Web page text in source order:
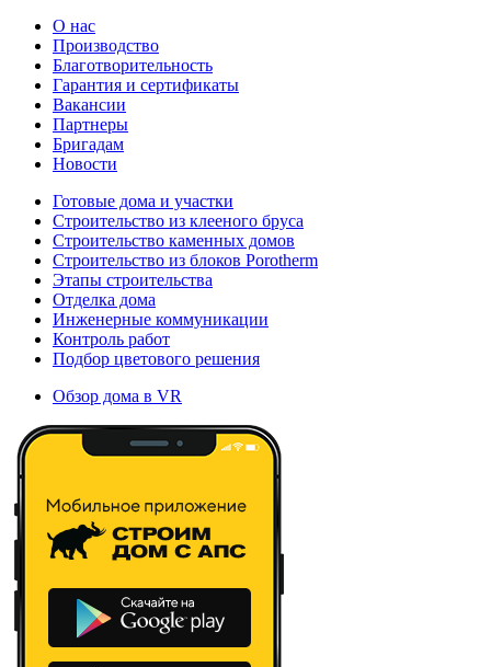
О нас
Производство
Благотворительность
Гарантия и сертификаты
Вакансии
Партнеры
Бригадам
Новости
Готовые дома и участки
Строительство из клееного бруса
Строительство каменных домов
Строительство из блоков Porotherm
Этапы строительства
Отделка дома
Инженерные коммуникации
Контроль работ
Подбор цветового решения
Обзор дома в VR